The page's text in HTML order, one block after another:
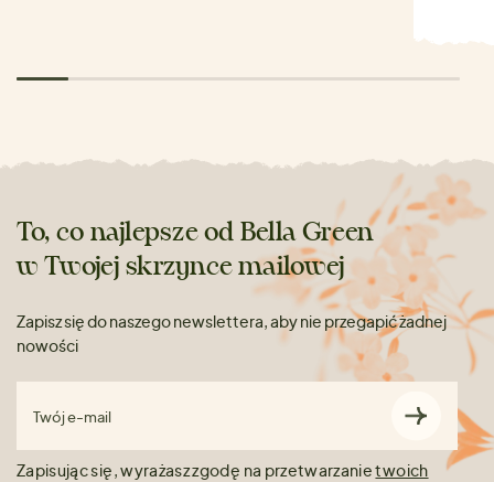
To, co najlepsze od Bella Green
w Twojej skrzynce mailowej
Zapisz się do naszego newslettera, aby nie przegapić żadnej
nowości
Twój e-mail
Zapisując się, wyrażasz zgodę na przetwarzanietwoich